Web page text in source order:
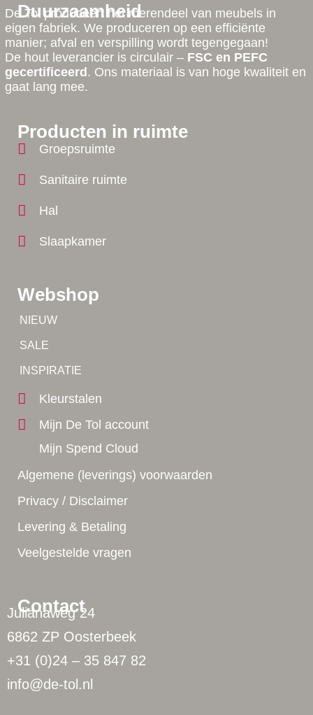
Contact
Julianaweg 24
6862 ZP Oosterbeek
+31 (0)24 – 35 847 82
info@de-tol.nl
Webshop
NIEUW
SALE
INSPIRATIE
Kleurstalen
Mijn De Tol account
Mijn Spend Cloud
Algemene (leverings) voorwaarden
Privacy / Disclaimer
Levering & Betaling
Veelgestelde vragen
Producten in ruimte
Groepsruimte
Sanitaire ruimte
Hal
Slaapkamer
Duurzaamheid
De Tol produceert het merendeel van meubels in
eigen fabriek. We produceren op een efficiënte
manier; afval en verspilling wordt tegengegaan!
De hout leverancier is circulair – FSC en PEFC
gecertificeerd . Ons materiaal is van hoge kwaliteit en
gaat lang mee.